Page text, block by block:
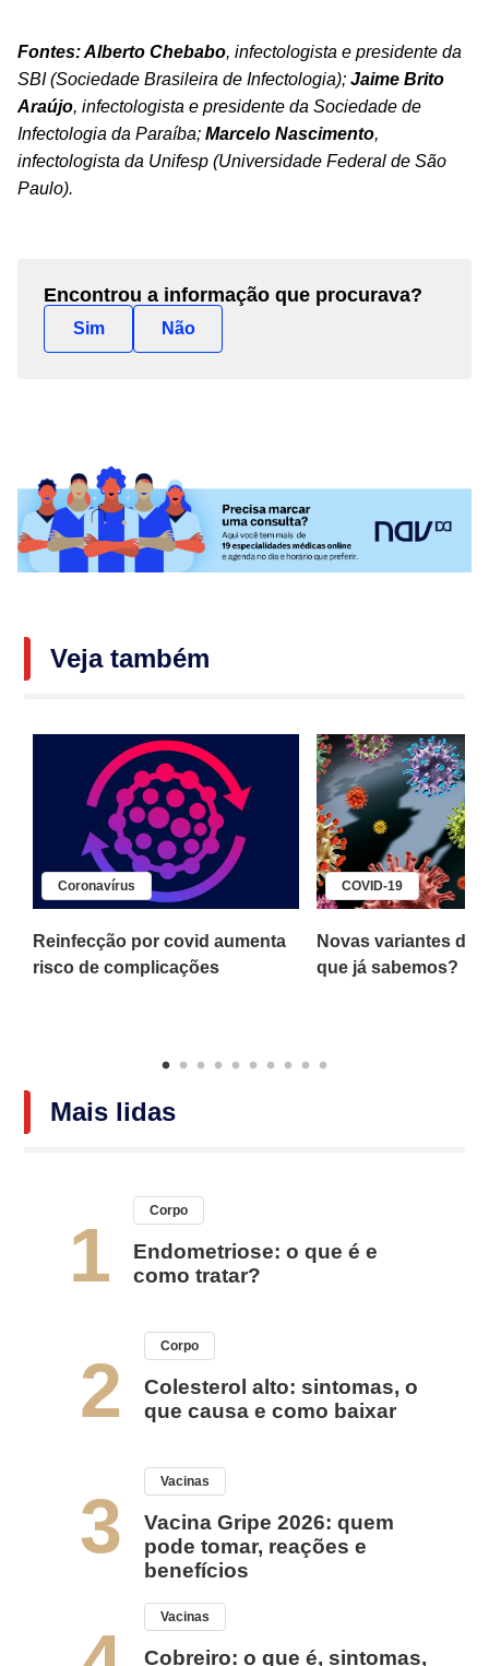
Fontes:Alberto Chebabo, infectologista e presidente da
SBI (Sociedade Brasileira de Infectologia); Jaime Brito
Araújo, infectologista e presidente da Sociedade de
Infectologia da Paraíba; Marcelo Nascimento,
infectologista da Unifesp (Universidade Federal de São
Paulo).
Encontrou a informação que procurava?
Sim Não
Veja também
Coronavírus
Reinfecção por covid aumenta
risco de complicações
COVID-19
Novas variantes da
que já sabemos?
Mais lidas
1
Corpo
Endometriose: o que é e
como tratar?
2
Corpo
Colesterol alto: sintomas, o
que causa e como baixar
3
Vacinas
Vacina Gripe 2026: quem
pode tomar, reações e
benefícios
Vacinas
Cobreiro: o que é, sintomas,